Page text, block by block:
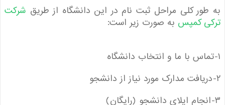
کلی مراحل ثبت نام در این دانشگاه از طریقشرکت
کمپسبه صورت زیر است: